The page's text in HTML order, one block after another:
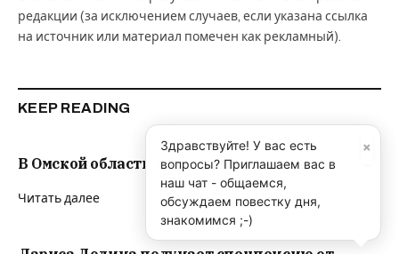
редакции (за исключением случаев, если указана ссылка
на источник или материал помечен как рекламный).
KEEP READING
В Омской области призывают резервистов
Читать далее
×
Здравствуйте! У вас есть
вопросы? Приглашаем вас в
наш чат - общаемся,
обсуждаем повестку дня,
знакомимся ;-)